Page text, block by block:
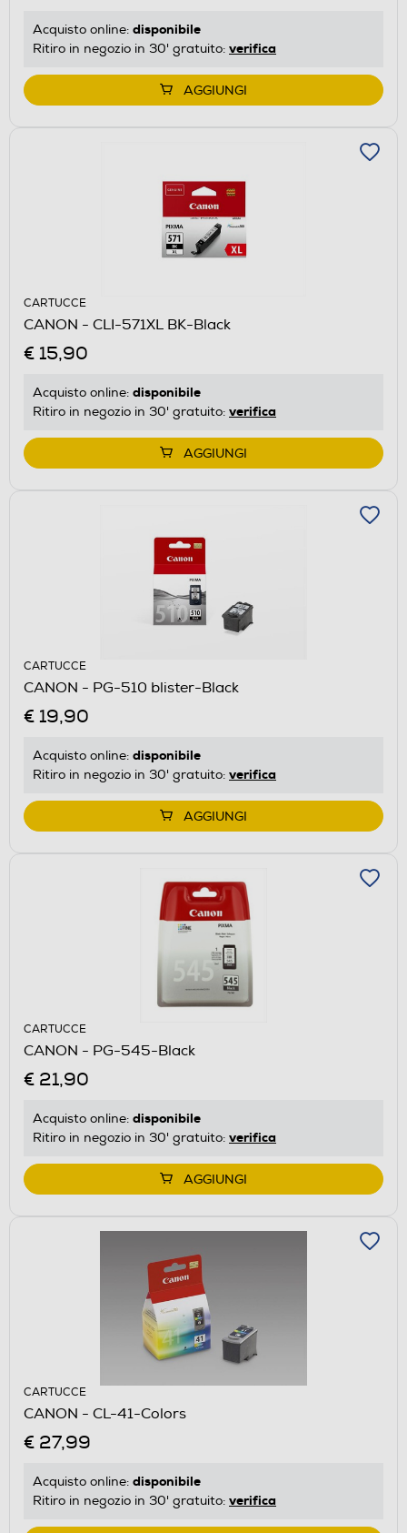
Acquisto online: disponibile
Ritiro in negozio in 30' gratuito: verifica
AGGIUNGI
CARTUCCE
CANON - CLI-571XL BK-Black
€ 15,90
Acquisto online: disponibile
Ritiro in negozio in 30' gratuito: verifica
AGGIUNGI
CARTUCCE
CANON - PG-510 blister-Black
€ 19,90
Acquisto online: disponibile
Ritiro in negozio in 30' gratuito: verifica
AGGIUNGI
CARTUCCE
CANON - PG-545-Black
€ 21,90
Acquisto online: disponibile
Ritiro in negozio in 30' gratuito: verifica
AGGIUNGI
CARTUCCE
CANON - CL-41-Colors
€ 27,99
Acquisto online: disponibile
Ritiro in negozio in 30' gratuito: verifica